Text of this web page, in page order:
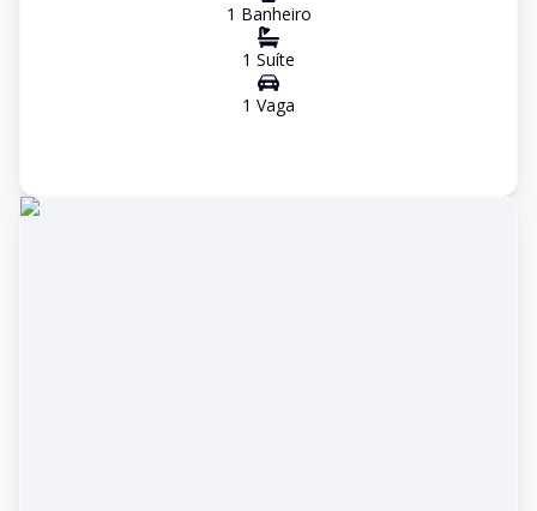
1 Banheiro
1 Suíte
1 Vaga